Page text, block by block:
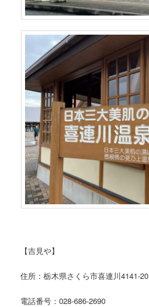
【吉見や】
住所：栃木県さくら市喜連川4141-20
電話番号：028-686-2690